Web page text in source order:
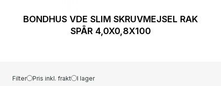
BONDHUS VDE SLIM SKRUVMEJSEL RAK
SPÅR 4,0X0,8X100
Filter Pris inkl. frakt I lager